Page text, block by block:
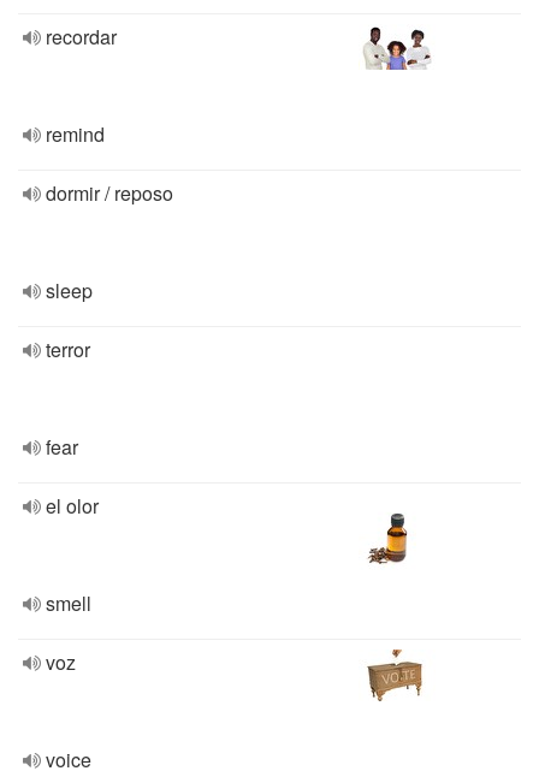
recordar
remind
dormir / reposo
sleep
terror
fear
el olor
smell
voz
voice